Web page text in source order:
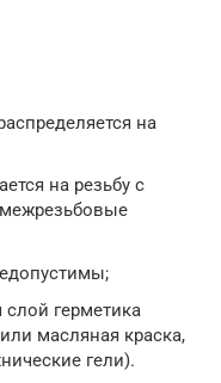
на
на резьбу с
герметика
масляная краска,
гели).